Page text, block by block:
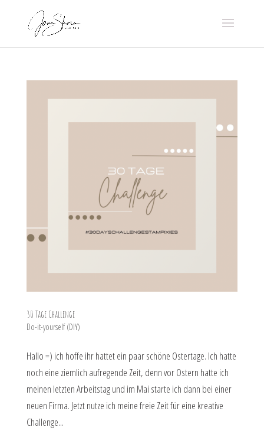
30 Tage Challenge
Do-it-yourself (DIY)
Hallo =) ich hoffe ihr hattet ein paar schöne Ostertage. Ich hatte
noch eine ziemlich aufregende Zeit, denn vor Ostern hatte ich
meinen letzten Arbeitstag und im Mai starte ich dann bei einer
neuen Firma. Jetzt nutze ich meine freie Zeit für eine kreative
Challenge...